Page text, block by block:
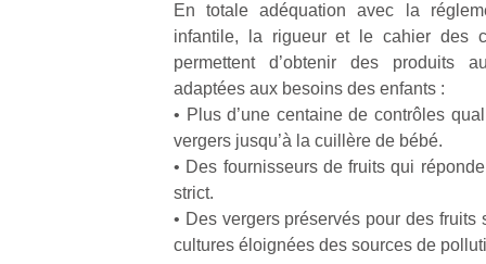
En totale adéquation avec la
infantile, la rigueur et le cahier des
permettent d’obtenir des produits
adaptées aux besoins des enfants :
• Plus d’une centaine de contrôles
vergers jusqu’à la cuillère de bébé.
• Des fournisseurs de fruits qui
strict.
• Des vergers préservés pour des fruits
cultures éloignées des sources de